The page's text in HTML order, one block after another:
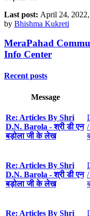
Last post: April 24,
by Bhishma Kukreti
MeraPahad
Info Center
Recent posts
Message
Re: Articles By Shri
D.N. Barola - श्री डी एन
बड़ोला जी के लेख
Re: Articles By Shri
D.N. Barola - श्री डी एन
बड़ोला जी के लेख
Re: Articles By Shri